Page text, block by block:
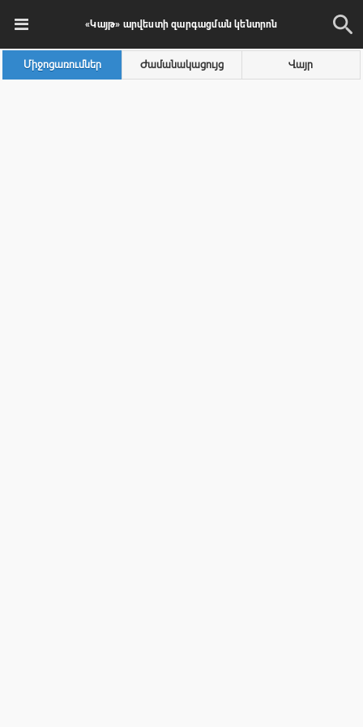
«Կայթ» արվեստի զարգացման կենտրոն
Միջոցառումներ Ժամանակացույց Վայր